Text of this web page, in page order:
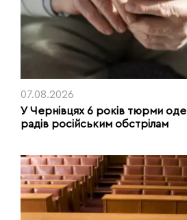
07.08.2026
У Чернівцях 6 років тюрми
радів російським обстрілам